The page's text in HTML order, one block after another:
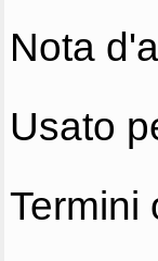
Nota
Usato
Termini